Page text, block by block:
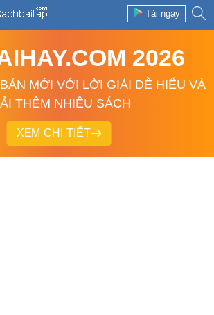
Tải ngay
2026
MỚI VỚI LỜI GIẢI DỄ HIỂU VÀ
THÊM NHIỀU SÁCH
XEM CHI TIẾT